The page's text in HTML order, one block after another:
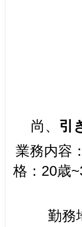
尚、 引
業務内容
格：20歳
勤務